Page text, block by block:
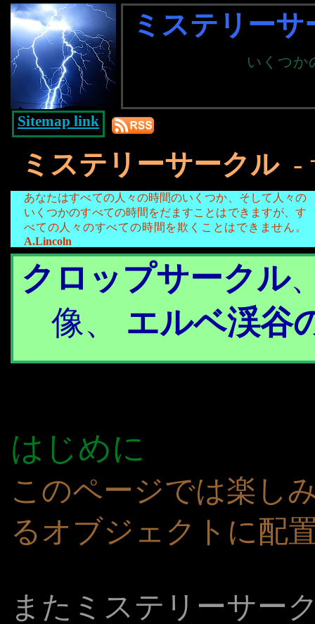
ミステリー
いくつか
Sitemap link
ミステリーサークル-
あなたはすべての人々の時間のいくつか、そして人々の
いくつかのすべての時間をだますことはできますが、す
べての人々のすべての時間を欺くことはできません。
A.Lincoln
クロップサークル
像、 エルベ渓谷
はじめに
このページでは楽し
るオブジェクトに配
またミステリーサー